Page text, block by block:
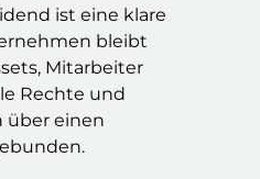
ist eine klare
bleibt
Mitarbeiter
Rechte und
über einen